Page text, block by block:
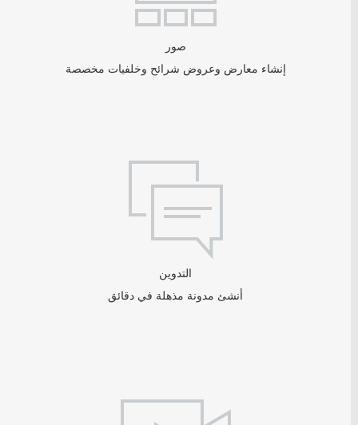
صور
إنشاء معارض وعروض شرائح وخلفيات مخصصة
التدوين
أنشئ مدونة مذهلة في دقائق